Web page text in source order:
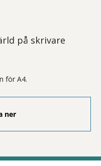
på skrivare
för A4.
ner